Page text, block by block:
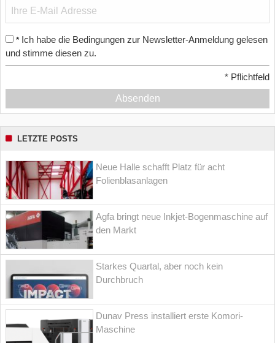
* Ich habe die Bedingungen zur Newsletter-Anmeldung gelesen
und stimme diesen zu.
* Pflichtfeld
Absenden
LETZTE POSTS
Neue Halle schafft Platz für acht
Folienblasanlagen
Agfa bringt neue Inkjet-Bogenmaschine auf
den Markt
Starkes Quartal, aber noch kein
Durchbruch
Dunav Press installiert erste Komori-
Maschine